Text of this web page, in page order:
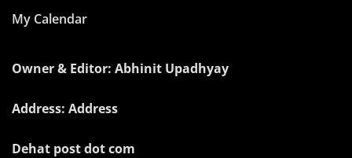
My Calendar
Owner & Editor: Abhinit Upadhyay
Address: Address
Dehat post dot com